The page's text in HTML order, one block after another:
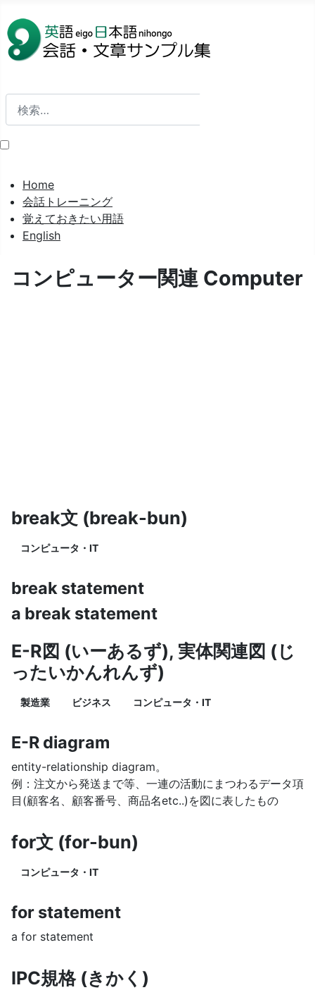
Home
会話トレーニング
覚えておきたい用語
English
コンピューター関連 Computer
break文 (break-bun)
コンピュータ・IT
break statement
a break statement
E-R図 (いーあるず), 実体関連図 (じ
ったいかんれんず)
製造業 ビジネス コンピュータ・IT
E-R diagram
entity-relationship diagram。
例：注文から発送まで等、一連の活動にまつわるデータ項
目(顧客名、顧客番号、商品名etc..)を図に表したもの
for文 (for-bun)
コンピュータ・IT
for statement
a for statement
IPC規格 (きかく)